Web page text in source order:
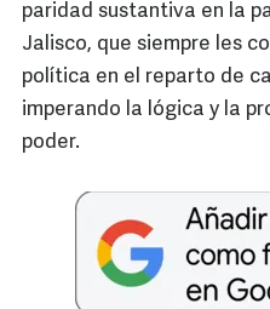
paridad sustantiva en la
Jalisco, que siempre les
política en el reparto de
imperando la lógica y la
poder.